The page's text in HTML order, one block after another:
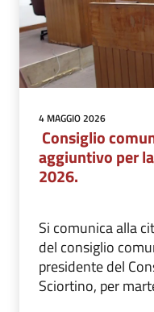
4 MAGGIO 2026
Consiglio
aggiuntivo per
2026.
Si comunica alla
del consiglio
presidente del
Sciortino, per